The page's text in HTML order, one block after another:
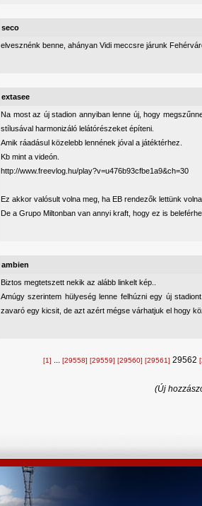
seco
elvesznénk benne, ahányan Vidi meccsre járunk
extasee
Na most az új stadion annyiban lenne új, hogy
stílusával harmonizáló lelátórészeket építeni.
Amik ráadásul közelebb lennének jóval a játéktérhez.
Kb mint a videón.
http://www.freevlog.hu/play?v=u476b93cfbe1a9&ch=30
Ez akkor valósult volna meg, ha EB rendezők lettünk volna.
De a Grupo Miltonban van annyi kraft, hogy ez is
ambien
Biztos megtetszett nekik az alább linkelt kép..
Amúgy szerintem hülyeség lenne felhúzni egy új
zavaró egy kicsit, de azt azért mégse várhatjuk el hogy
[1] ... [29558] [29559] [29560] [29561] 29562
(Új